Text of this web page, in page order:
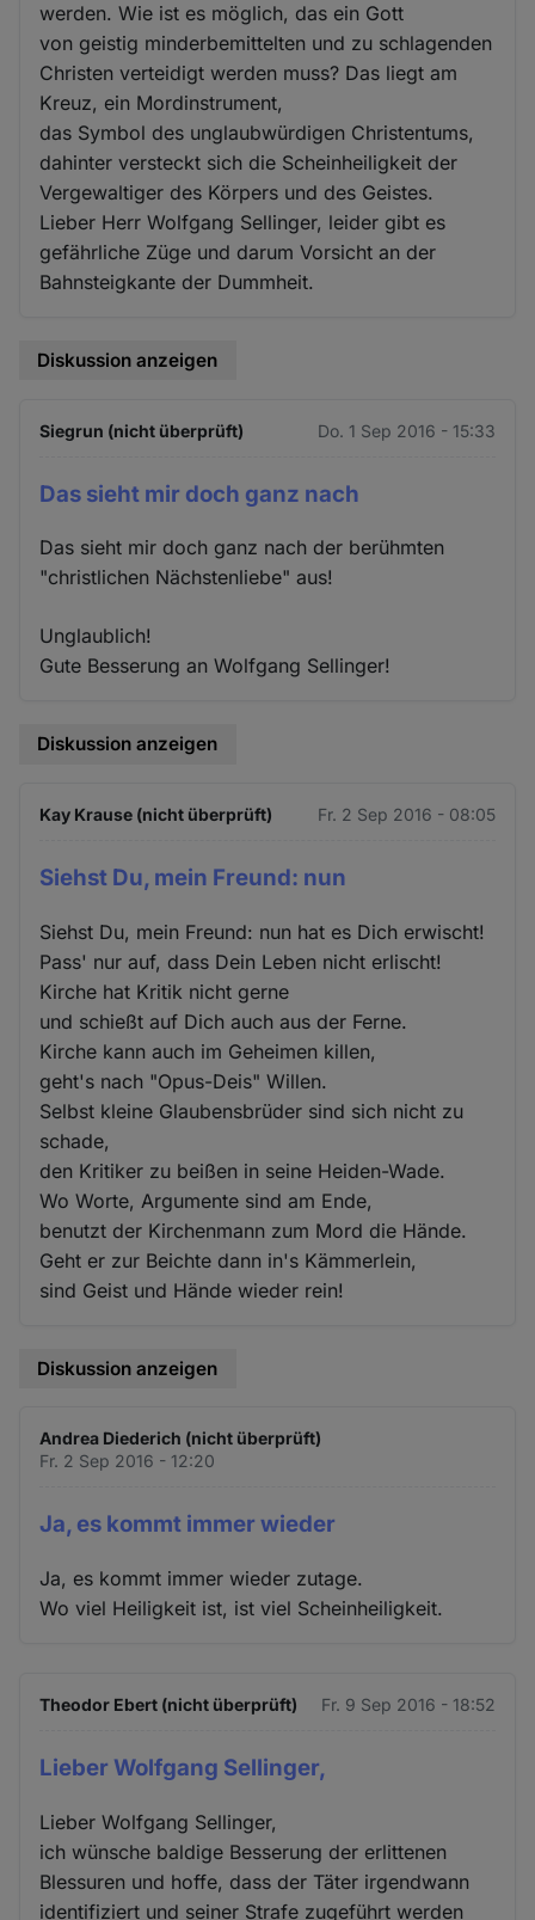
werden. Wie ist es möglich, das ein Gott
von geistig minderbemittelten und zu schlagenden
Christen verteidigt werden muss? Das liegt am
Kreuz, ein Mordinstrument,
das Symbol des unglaubwürdigen Christentums,
dahinter versteckt sich die Scheinheiligkeit der
Vergewaltiger des Körpers und des Geistes.
Lieber Herr Wolfgang Sellinger, leider gibt es
gefährliche Züge und darum Vorsicht an der
Bahnsteigkante der Dummheit.
Diskussion anzeigen
Siegrun (nicht überprüft) Do. 1 Sep 2016 - 15:33
Das sieht mir doch ganz nach
Das sieht mir doch ganz nach der berühmten
"christlichen Nächstenliebe" aus!
Unglaublich!
Gute Besserung an Wolfgang Sellinger!
Diskussion anzeigen
Kay Krause (nicht überprüft) Fr. 2 Sep 2016 - 08:05
Siehst Du, mein Freund: nun
Siehst Du, mein Freund: nun hat es Dich erwischt!
Pass' nur auf, dass Dein Leben nicht erlischt!
Kirche hat Kritik nicht gerne
und schießt auf Dich auch aus der Ferne.
Kirche kann auch im Geheimen killen,
geht's nach "Opus-Deis" Willen.
Selbst kleine Glaubensbrüder sind sich nicht zu
schade,
den Kritiker zu beißen in seine Heiden-Wade.
Wo Worte, Argumente sind am Ende,
benutzt der Kirchenmann zum Mord die Hände.
Geht er zur Beichte dann in's Kämmerlein,
sind Geist und Hände wieder rein!
Diskussion anzeigen
Andrea Diederich (nicht überprüft)
Fr. 2 Sep 2016 - 12:20
Ja, es kommt immer wieder
Ja, es kommt immer wieder zutage.
Wo viel Heiligkeit ist, ist viel Scheinheiligkeit.
Theodor Ebert (nicht überprüft) Fr. 9 Sep 2016 - 18:52
Lieber Wolfgang Sellinger,
Lieber Wolfgang Sellinger,
ich wünsche baldige Besserung der erlittenen
Blessuren und hoffe, dass der Täter irgendwann
identifiziert und seiner Strafe zugeführt werden